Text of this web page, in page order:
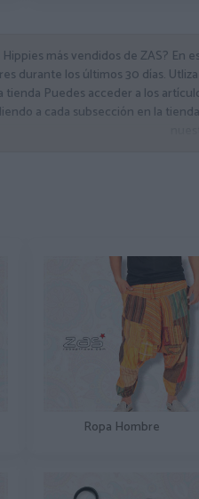
Hippies más vendidos de ZAS?
durante los últimos 30 días.
Puedes acceder a los
a cada subsección en la
Ropa Hombre